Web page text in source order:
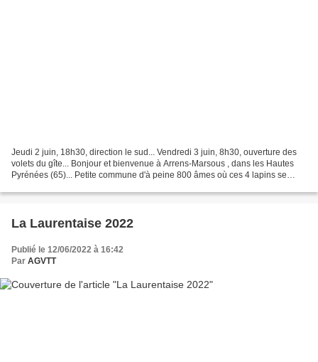
Jeudi 2 juin, 18h30, direction le sud... Vendredi 3 juin, 8h30, ouverture des
volets du gîte... Bonjour et bienvenue à Arrens-Marsous , dans les Hautes
Pyrénées (65)... Petite commune d'à peine 800 âmes où ces 4 lapins se
La Laurentaise 2022
Publié le 12/06/2022 à 16:42
Par AGVTT